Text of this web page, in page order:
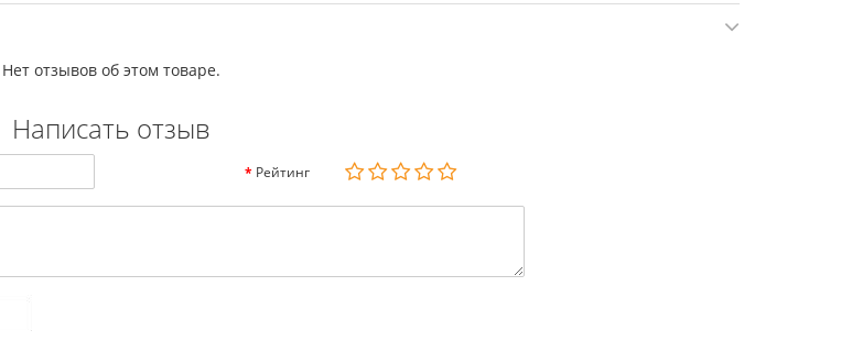
Нет отзывов об этом товаре.
Написать отзыв
Рейтинг